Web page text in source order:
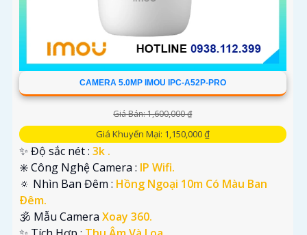
CAMERA 5.0MP IMOU IPC-A52P-PRO
Giá Bán: 1,600,000 ₫
Giá Khuyến Mại: 1,150,000 ₫
✨ Độ sắc nét : 3k .
✳️ Công Nghệ Camera : IP Wifi.
🔅 Nhìn Ban Đêm : Hồng Ngoại 10m Có Màu Ban
Ðêm.
🕉️ Mẫu Camera Xoay 360.